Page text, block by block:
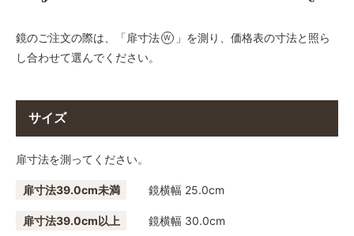
鏡のご注文の際は、「扉寸法 W
」を測り、価格表の寸法と照ら
し合わせて選んでください。
サイズ
扉寸法を測ってください。
扉寸法39.0cm未満 鏡横幅 25.0cm
扉寸法39.0cm以上 鏡横幅 30.0cm